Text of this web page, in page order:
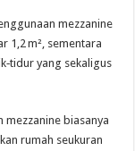
mezzanine
1,2 m², sementara
yang sekaligus
mezzanine biasanya
rumah seukuran